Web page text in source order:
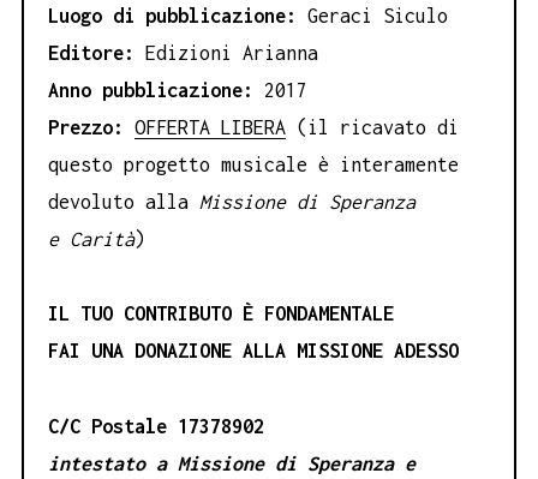
Luogo di pubblicazione: Geraci Siculo
Editore: Edizioni Arianna
Anno pubblicazione: 2017
Prezzo: OFFERTA LIBERA (il ricavato di
questo progetto musicale è interamente
devoluto alla Missione di Speranza
e Carità)
IL TUO CONTRIBUTO È FONDAMENTALE
FAI UNA DONAZIONE ALLA MISSIONE ADESSO
C/C Postale 17378902
intestato a Missione di Speranza e